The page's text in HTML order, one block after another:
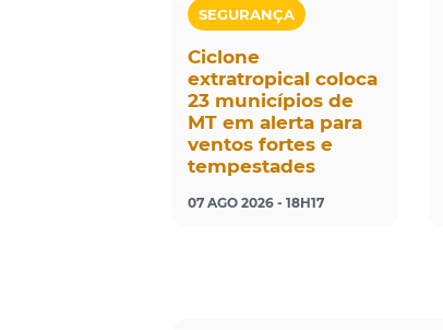
SEGURANÇA
Ciclone
extratropical coloca
23 municípios de
MT em alerta para
ventos fortes e
tempestades
07 AGO 2026 - 18H17